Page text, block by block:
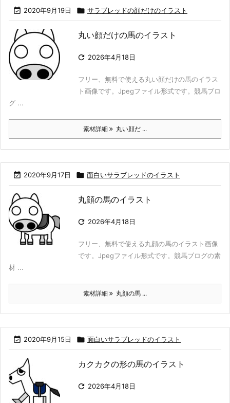
 2020年9月19日  サラブレッドの顔だけのイラスト
丸い顔だけの馬のイラスト
 2026年4月18日
フリー、無料で使える丸い顔だけの馬のイラス
ト画像です。Jpegファイル形式です。競馬ブロ
グ ...
素材詳細 丸い顔だ ...
 2020年9月17日  面白いサラブレッドのイラスト
丸顔の馬のイラスト
 2026年4月18日
フリー、無料で使える丸顔の馬のイラスト画像
です。Jpegファイル形式です。競馬ブログの素
材 ...
素材詳細 丸顔の馬 ...
 2020年9月15日  面白いサラブレッドのイラスト
カクカクの形の馬のイラスト
 2026年4月18日